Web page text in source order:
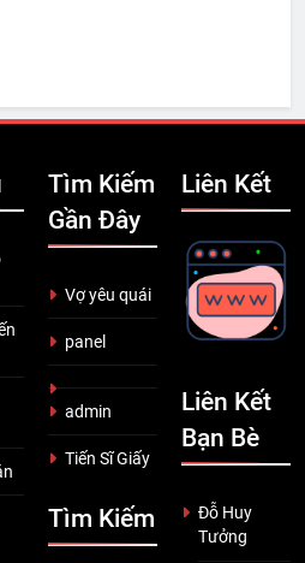
Tìm Kiếm
Gần Đây
Vợ yêu quái
panel
admin
Tiến Sĩ Giấy
Tìm Kiếm
Liên Kết
Liên Kết
Bạn Bè
Đỗ Huy
Tưởng